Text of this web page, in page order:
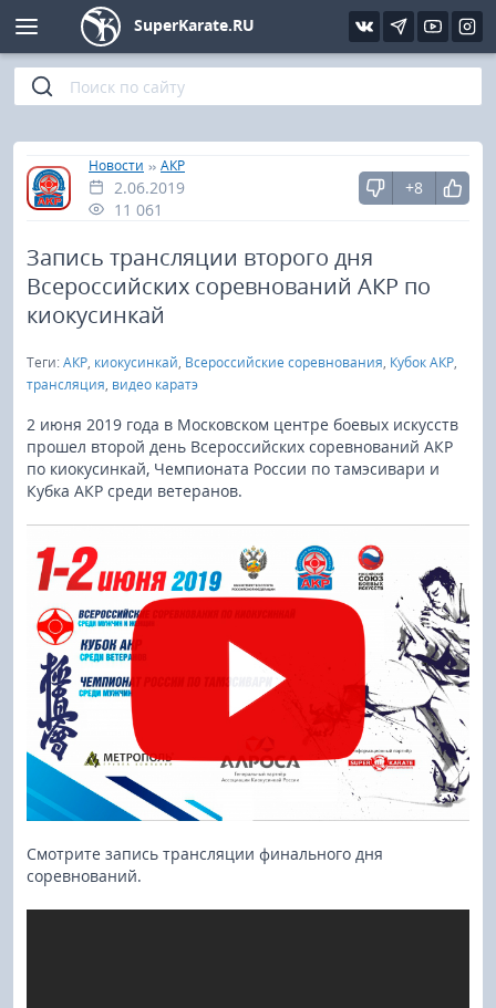
SuperKarate.RU
Главная
»
Новости » АКР
2.06.2019
11 061
+8
Запись трансляции второго дня
Всероссийских соревнований АКР по
киокусинкай
Теги:АКР, киокусинкай, Всероссийские соревнования, Кубок АКР,
трансляция, видео каратэ
2 июня 2019 года в Московском центре боевых искусств
прошел второй день Всероссийских соревнований АКР
по киокусинкай, Чемпионата России по тамэсивари и
Кубка АКР среди ветеранов.
Смотрите запись трансляции финального дня
соревнований.
Киокушинкай
Кёкусин (IFK)
Шинкиокушинкай
Кекусин-кан
Кикбоксинг и K-1
Бокс
UFC и MMA
Муай тай
Фото
Видео
Интервью
Статьи
Уроки каратэ
Файлы
Библиотека